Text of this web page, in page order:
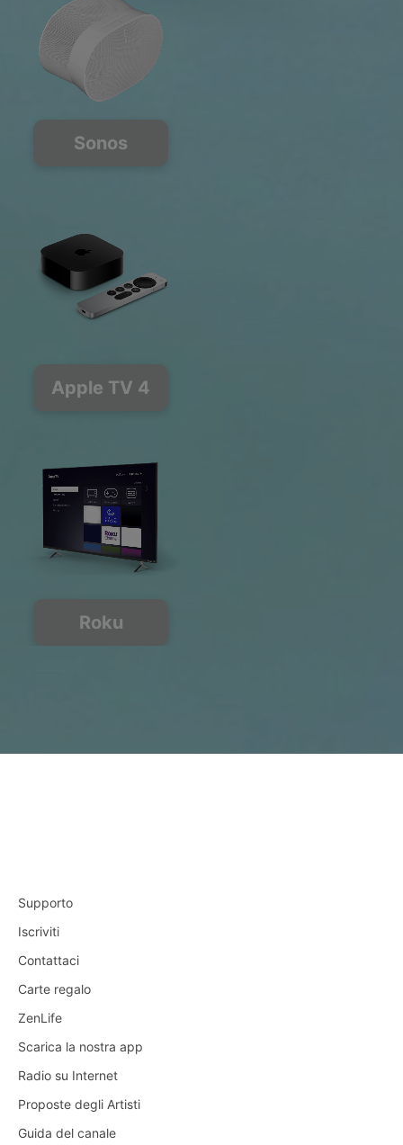
Sonos
Apple TV 4
Roku
Supporto
Iscriviti
Contattaci
Carte regalo
ZenLife
Scarica la nostra app
Radio su Internet
Proposte degli Artisti
Guida del canale